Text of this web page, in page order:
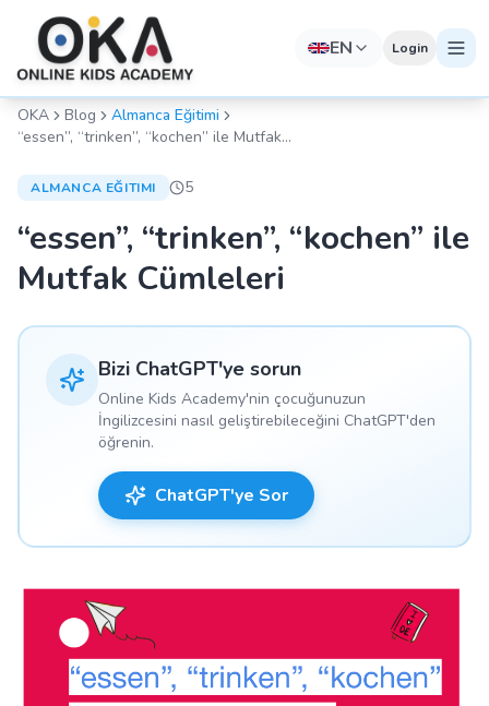
EN Login
OKA Blog
Almanca Eğitimi
“essen”, “trinken”, “kochen” ile Mutfak
ALMANCA EĞITIMI 5
“essen”, “trinken”, “kochen” ile
Mutfak Cümleleri
Bizi ChatGPT'ye sorun
Online Kids Academy'nin çocuğunuzun
İngilizcesini nasıl geliştirebileceğini ChatGPT'den
öğrenin.
ChatGPT'ye Sor